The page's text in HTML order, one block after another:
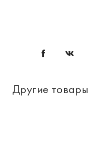
Другие товары